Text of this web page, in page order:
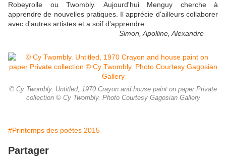
Robeyrolle ou Twombly. Aujourd'hui Menguy cherche à
apprendre de nouvelles pratiques. Il apprécie d'ailleurs collaborer
avec d'autres artistes et a soif d'apprendre.
Simon, Apolline, Alexandre
© Cy Twombly. Untitled, 1970 Crayon and house paint on paper Private
collection © Cy Twombly. Photo Courtesy Gagosian Gallery
#Printemps des poètes 2015
Partager